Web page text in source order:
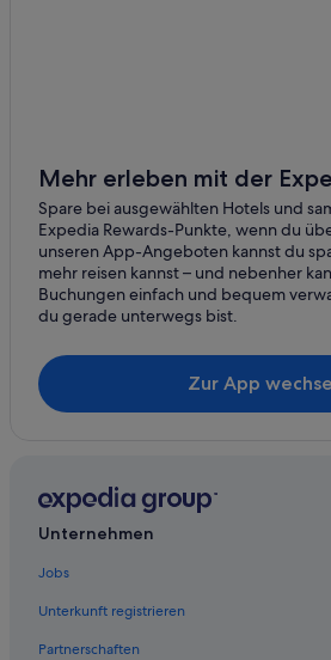
Mehr erleben mit der
Spare bei ausgewählten Hotels und
Expedia Rewards-Punkte, wenn du
unseren App-Angeboten kannst du
mehr reisen kannst – und nebenher
Buchungen einfach und bequem
du gerade unterwegs bist.
Zur App
Unternehmen
Jobs
Unterkunft registrieren
Partnerschaften